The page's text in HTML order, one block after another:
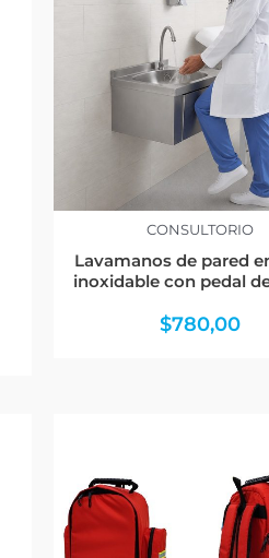
CONSULTORIO
Lavamanos de pared
inoxidable con pedal
$780,00